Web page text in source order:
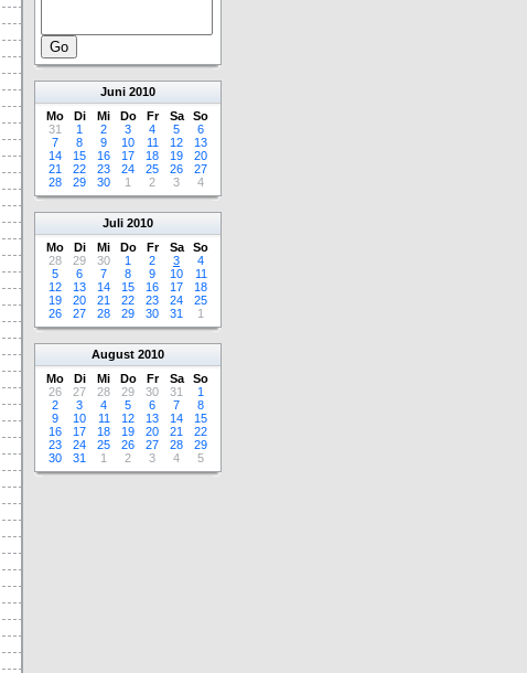
Juni 2010
Mo
Di Mi Do Fr Sa
So
31
1 2 3 4 5
6
7
8 9 10 11 12
13
14
15 16 17 18 19
20
21
22 23 24 25 26
27
28
29 30 1 2 3 4
Juli 2010
Mo
Di Mi Do Fr Sa
So
28
29 30 1 2 3
4
5
6 7 8 9 10
11
12
13 14 15 16 17
18
19
20 21 22 23 24
25
26
27 28 29 30 31 1
August 2010
Mo
Di Mi Do Fr Sa
So
26
27 28 29 30 31
1
2
3 4 5 6 7
8
9
10 11 12 13 14
15
16
17 18 19 20 21
22
23
24 25 26 27 28
29
30
31 1 2 3 4 5